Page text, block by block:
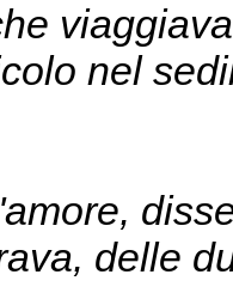
nel
delle